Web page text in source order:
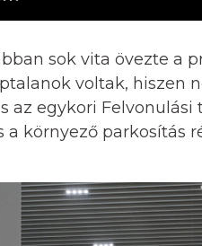
sok vita övezte a
voltak, hiszen
az egykori
környező parkosítás